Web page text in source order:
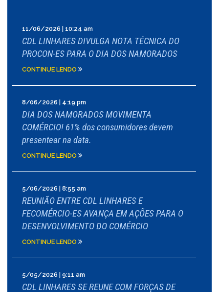
11/06/2026 | 10:24 am
CDL LINHARES DIVULGA NOTA TÉCNICA DO
PROCON-ES PARA O DIA DOS NAMORADOS
CONTINUE LENDO
8/06/2026 | 4:19 pm
DIA DOS NAMORADOS MOVIMENTA
COMÉRCIO! 61% dos consumidores devem
presentear na data.
CONTINUE LENDO
5/06/2026 | 8:55 am
REUNIÃO ENTRE CDL LINHARES E
FECOMÉRCIO-ES AVANÇA EM AÇÕES PARA O
DESENVOLVIMENTO DO COMÉRCIO
CONTINUE LENDO
5/05/2026 | 9:11 am
CDL LINHARES SE REUNE COM FORÇAS DE